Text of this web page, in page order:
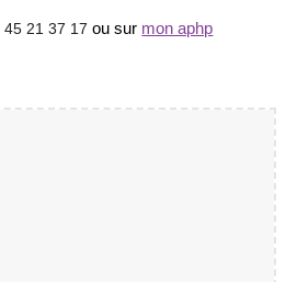
21 37 17 ou sur mon aphp